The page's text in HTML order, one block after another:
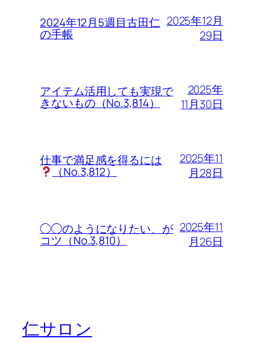
2024年12月5週目古田仁
の手帳
2025年12月
29日
アイテム活用しても実現で
きないもの（No.3,814）
2025年
11月30日
仕事で満足感を得るには
（No.3,812）
2025年11
月28日
◯◯のようになりたい、が
コツ（No.3,810）
2025年11
月26日
仁サロン